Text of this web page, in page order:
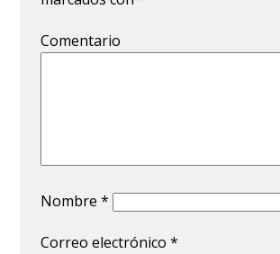
Comentario
Nombre*
Correo electrónico*